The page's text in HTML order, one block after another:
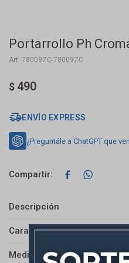
Portarrollo Ph
78009ZC-78009ZC
$ 490
ENVÍO EXPRESS
¿Preguntále a ChatGPT que
 
Descripción
Características
Medios de pago